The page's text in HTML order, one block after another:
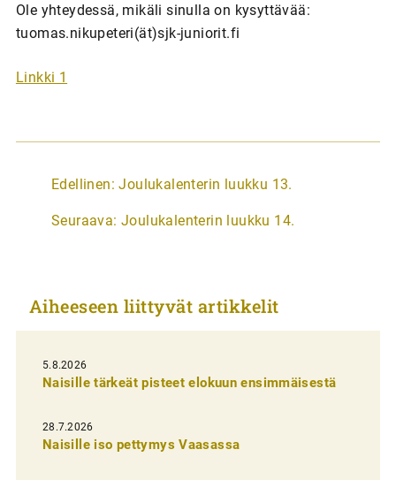
Ole yhteydessä, mikäli sinulla on kysyttävää:
tuomas.nikupeteri(ät)sjk-juniorit.fi
Linkki 1
A
t
k
e
l
i
e
n
Edellinen: Joulukalenterin luukku 13.
Seuraava: Joulukalenterin luukku 14.
Aiheeseen liittyvät artikkelit
5.8.2026
Naisille tärkeät pisteet elokuun ensimmäisestä
28.7.2026
Naisille iso pettymys Vaasassa